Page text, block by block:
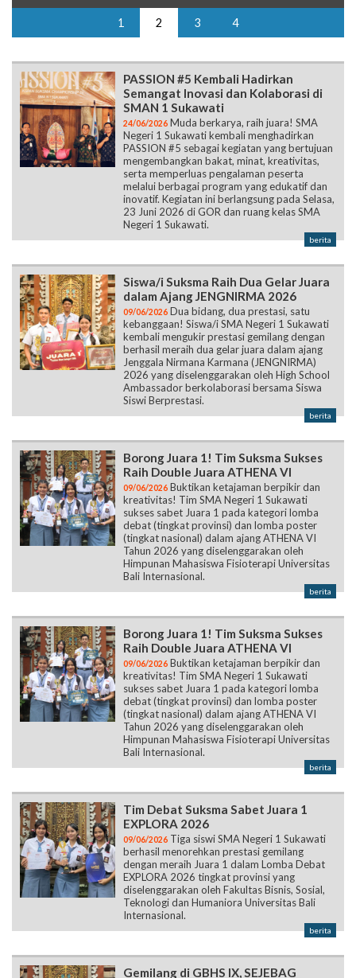
1 2 3 4
PASSION #5 Kembali Hadirkan
Semangat Inovasi dan Kolaborasi di
SMAN 1 Sukawati
24/06/2026 Muda berkarya, raih juara! SMA
Negeri 1 Sukawati kembali menghadirkan
PASSION #5 sebagai kegiatan yang bertujuan
mengembangkan bakat, minat, kreativitas,
serta memperluas pengalaman peserta
melalui berbagai program yang edukatif dan
inovatif. Kegiatan ini berlangsung pada Selasa,
23 Juni 2026 di GOR dan ruang kelas SMA
Negeri 1 Sukawati.
berita
Siswa/i Suksma Raih Dua Gelar Juara
dalam Ajang JENGNIRMA 2026
09/06/2026 Dua bidang, dua prestasi, satu
kebanggaan! Siswa/i SMA Negeri 1 Sukawati
kembali mengukir prestasi gemilang dengan
berhasil meraih dua gelar juara dalam ajang
Jenggala Nirmana Karmana (JENGNIRMA)
2026 yang diselenggarakan oleh High School
Ambassador berkolaborasi bersama Siswa
Siswi Berprestasi.
berita
Borong Juara 1! Tim Suksma Sukses
Raih Double Juara ATHENA VI
09/06/2026 Buktikan ketajaman berpikir dan
kreativitas! Tim SMA Negeri 1 Sukawati
sukses sabet Juara 1 pada kategori lomba
debat (tingkat provinsi) dan lomba poster
(tingkat nasional) dalam ajang ATHENA VI
Tahun 2026 yang diselenggarakan oleh
Himpunan Mahasiswa Fisioterapi Universitas
Bali Internasional.
berita
Borong Juara 1! Tim Suksma Sukses
Raih Double Juara ATHENA VI
09/06/2026 Buktikan ketajaman berpikir dan
kreativitas! Tim SMA Negeri 1 Sukawati
sukses sabet Juara 1 pada kategori lomba
debat (tingkat provinsi) dan lomba poster
(tingkat nasional) dalam ajang ATHENA VI
Tahun 2026 yang diselenggarakan oleh
Himpunan Mahasiswa Fisioterapi Universitas
Bali Internasional.
berita
Tim Debat Suksma Sabet Juara 1
EXPLORA 2026
09/06/2026 Tiga siswi SMA Negeri 1 Sukawati
berhasil menorehkan prestasi gemilang
dengan meraih Juara 1 dalam Lomba Debat
EXPLORA 2026 tingkat provinsi yang
diselenggarakan oleh Fakultas Bisnis, Sosial,
Teknologi dan Humaniora Universitas Bali
Internasional.
berita
Gemilang di GBHS IX, SEJEBAG